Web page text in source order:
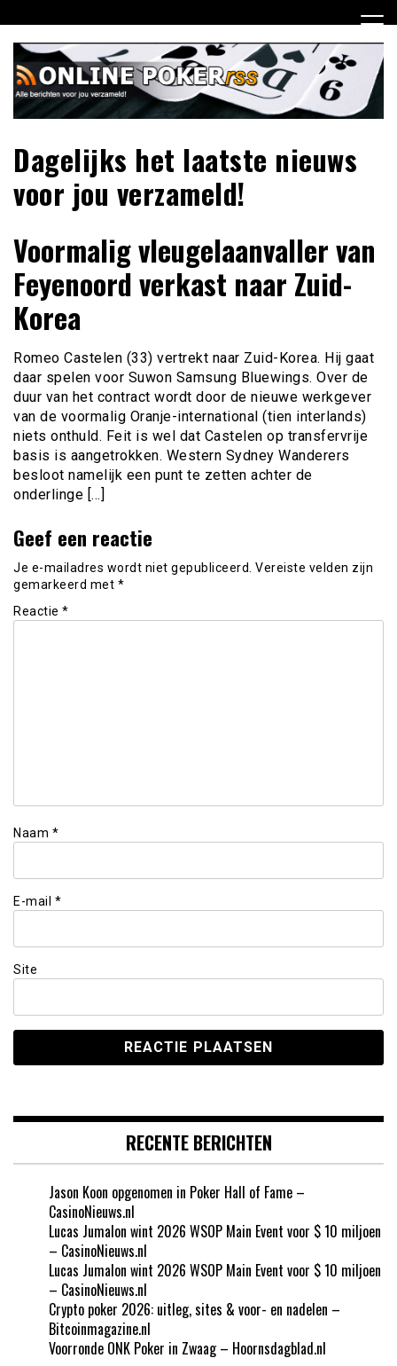
naar
inhoud
Dagelijks het laatste nieuws
voor jou verzameld!
Voormalig vleugelaanvaller van
Feyenoord verkast naar Zuid-
Korea
Romeo Castelen (33) vertrekt naar Zuid-Korea. Hij gaat
daar spelen voor Suwon Samsung Bluewings. Over de
duur van het contract wordt door de nieuwe werkgever
van de voormalig Oranje-international (tien interlands)
niets onthuld. Feit is wel dat Castelen op transfervrije
basis is aangetrokken. Western Sydney Wanderers
besloot namelijk een punt te zetten achter de
onderlinge […]
Geef een reactie
Je e-mailadres wordt niet gepubliceerd. Vereiste velden zijn
gemarkeerd met *
Reactie *
Naam *
E-mail *
Site
RECENTE BERICHTEN
Jason Koon opgenomen in Poker Hall of Fame –
CasinoNieuws.nl
Lucas Jumalon wint 2026 WSOP Main Event voor $ 10 miljoen
– CasinoNieuws.nl
Lucas Jumalon wint 2026 WSOP Main Event voor $ 10 miljoen
– CasinoNieuws.nl
Crypto poker 2026: uitleg, sites & voor- en nadelen –
Bitcoinmagazine.nl
Voorronde ONK Poker in Zwaag – Hoornsdagblad.nl